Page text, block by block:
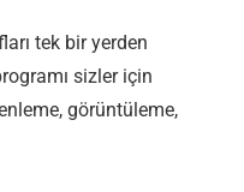
tek bir yerden
sizler için
görüntüleme,